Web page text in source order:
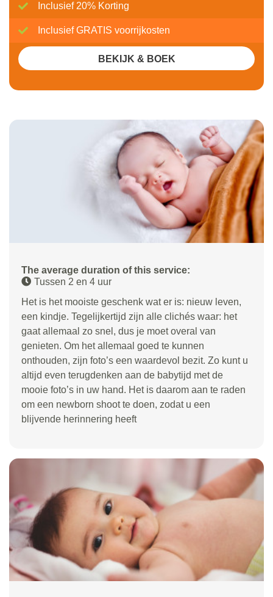
The average duration of this service:
Tussen 2 en 4 uur
Het is het mooiste geschenk wat er is: nieuw leven,
een kindje. Tegelijkertijd zijn alle clichés waar: het
gaat allemaal zo snel, dus je moet overal van
genieten. Om het allemaal goed te kunnen
onthouden, zijn foto’s een waardevol bezit. Zo kunt u
altijd even terugdenken aan de babytijd met de
mooie foto’s in uw hand. Het is daarom aan te raden
om een newborn shoot te doen, zodat u een
blijvende herinnering heeft
Inclusief 20% Korting
Inclusief GRATIS voorrijkosten
BEKIJK & BOEK